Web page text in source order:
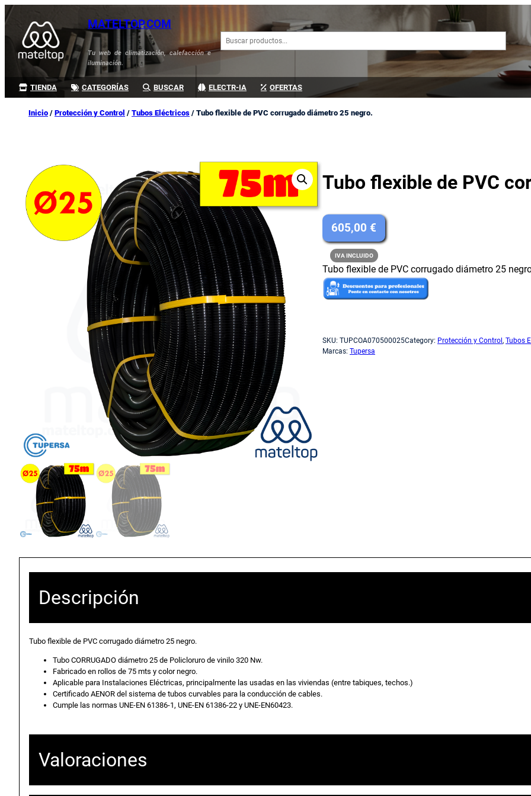
Saltar
al
contenido
MATELTOP.COM
Tu web de climatización, calefacción e
iluminación.
u
a
r
TIENDA CATEGORÍAS BUSCAR ELECTR-IA OFERTAS
Inicio / Protección y Control / Tubos Eléctricos / Tubo flexible de PVC corrugado diámetro 25 negro.
Tubo flexible de PVC
605,00 €
IVA INCLUIDO
Tubo flexible de PVC corrugado diámetro 25
SKU: TUPCOA070500025Category: Protección y Control , Tubos
Marcas: Tupersa
Descripción
Tubo flexible de PVC corrugado diámetro 25 negro.
Tubo CORRUGADO diámetro 25 de Policloruro de vinilo 320 Nw.
Fabricado en rollos de 75 mts y color negro.
Aplicable para Instalaciones Eléctricas, principalmente las usadas en las viviendas (entre tabiques, techos.)
Certificado AENOR del sistema de tubos curvables para la conducción de cables.
Cumple las normas UNE-EN 61386-1, UNE-EN 61386-22 y UNE-EN60423.
Valoraciones